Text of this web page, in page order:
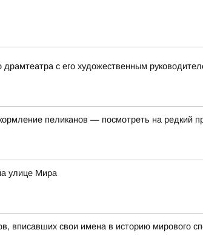
драмтеатра с его художественным
пеликанов — посмотреть на редкий
улице Мира
вписавших свои имена в историю мирового